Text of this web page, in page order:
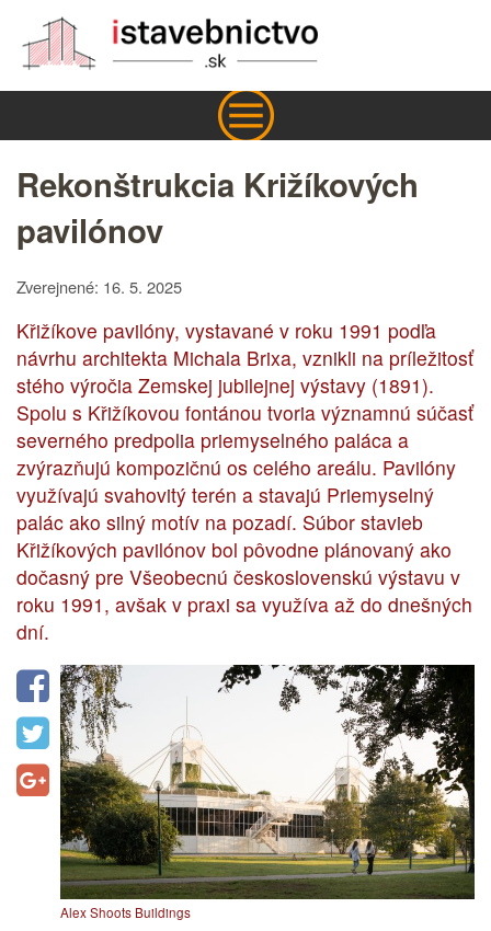
Rekonštrukcia Križíkových
pavilónov
Zverejnené: 16. 5. 2025
Křižíkove pavilóny, vystavané v roku 1991 podľa
návrhu architekta Michala Brixa, vznikli na príležitosť
stého výročia Zemskej jubilejnej výstavy (1891).
Spolu s Křižíkovou fontánou tvoria významnú súčasť
severného predpolia priemyselného paláca a
zvýrazňujú kompozičnú os celého areálu. Pavilóny
využívajú svahovitý terén a stavajú Priemyselný
palác ako silný motív na pozadí. Súbor stavieb
Křižíkových pavilónov bol pôvodne plánovaný ako
dočasný pre Všeobecnú československú výstavu v
roku 1991, avšak v praxi sa využíva až do dnešných
dní.
Alex Shoots Buildings